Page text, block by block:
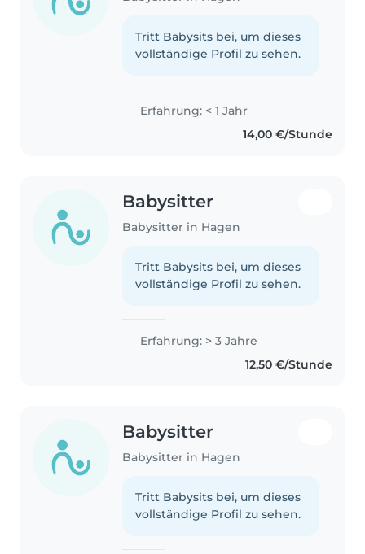
Tritt Babysits bei, um dieses
vollständige Profil zu sehen.
Erfahrung: < 1 Jahr
14,00 €/Stunde
Babysitter
Babysitter in Hagen
Tritt Babysits bei, um dieses
vollständige Profil zu sehen.
Erfahrung: > 3 Jahre
12,50 €/Stunde
Babysitter
Babysitter in Hagen
Tritt Babysits bei, um dieses
vollständige Profil zu sehen.